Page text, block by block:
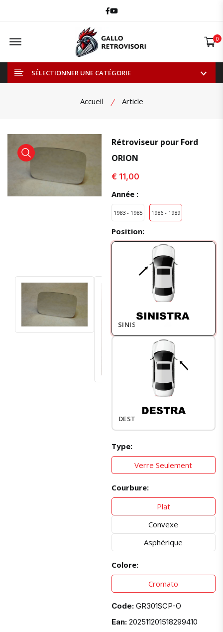
Facebook
Youtube
Offcanvas Menu Open 0
SÉLECTIONNER UNE CATÉGORIE
Accueil Article
voir le produit voir le produit
Rétroviseur pour Ford
ORION
€ 11,00
Année :
1983 - 1985 1986 - 1989
Position:
SINISTRO
DESTRO
Type:
Verre Seulement
Courbure:
Plat
Convexe
Asphérique
Colore:
Cromato
Code: GR301SCP-O
Ean: 202511201518299410